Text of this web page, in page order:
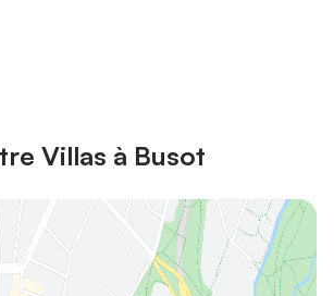
Villas à Busot